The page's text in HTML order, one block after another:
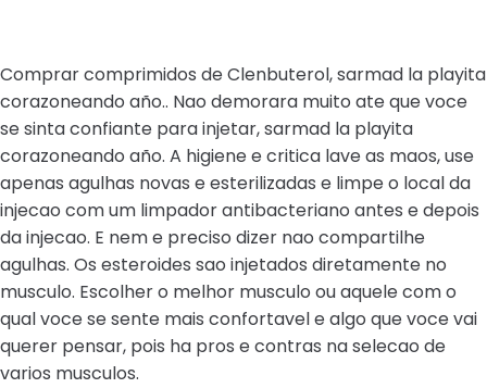
Comprar comprimidos de Clenbuterol, sarmad la playita
corazoneando año.. Nao demorara muito ate que voce
se sinta confiante para injetar, sarmad la playita
corazoneando año. A higiene e critica lave as maos, use
apenas agulhas novas e esterilizadas e limpe o local da
injecao com um limpador antibacteriano antes e depois
da injecao. E nem e preciso dizer nao compartilhe
agulhas. Os esteroides sao injetados diretamente no
musculo. Escolher o melhor musculo ou aquele com o
qual voce se sente mais confortavel e algo que voce vai
querer pensar, pois ha pros e contras na selecao de
varios musculos.